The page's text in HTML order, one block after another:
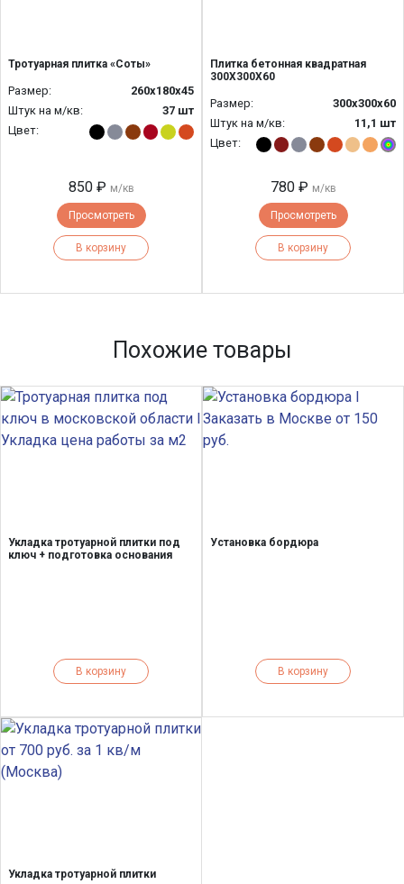
Тротуарная плитка «Соты»
Размер:
260х180х45
Штук на м/кв:
37 шт
Цвет:
850 ₽ м/кв
Просмотреть
В корзину
Плитка бетонная квадратная
300Х300Х60
Размер:
300х300х60
Штук на м/кв:
11,1 шт
Цвет:
780 ₽ м/кв
Просмотреть
В корзину
Похожие товары
Укладка тротуарной плитки под
ключ + подготовка основания
В корзину
Установка бордюра
В корзину
Укладка тротуарной плитки